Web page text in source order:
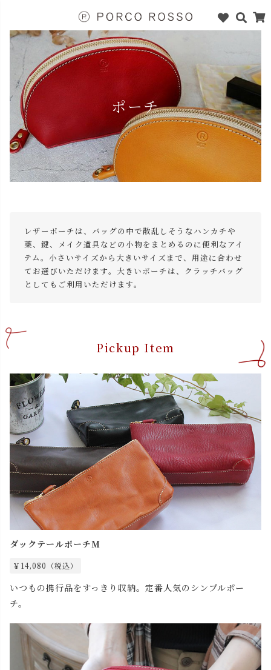
ポーチ
レザーポーチは、バッグの中で散乱しそうなハンカチや
薬、鍵、メイク道具などの小物をまとめるのに便利なアイ
テム。小さいサイズから大きいサイズまで、用途に合わせ
てお選びいただけます。大きいポーチは、クラッチバッグ
としてもご利用いただけます。
Pickup Item
ダックテールポーチM
￥14,080（税込）
いつもの携行品をすっきり収納。定番人気のシンプルポー
チ。